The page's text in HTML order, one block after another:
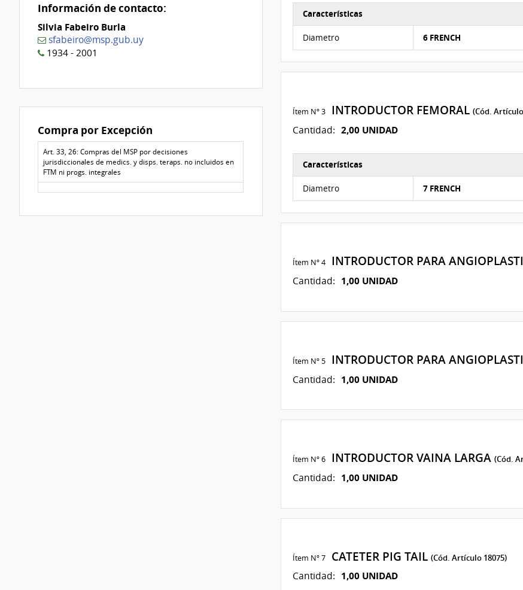
Información de contacto:
Silvia Fabeiro Burla
sfabeiro@msp.gub.uy
1934 - 2001
Compra por Excepción
Art. 33, 26: Compras del MSP por decisiones
jurisdiccionales de medics. y disps. teraps. no incluidos en
FTM ni progs. integrales
Características del Ítem Nº 2
Características
Diametro 6 FRENCH
Ítem Nº 3INTRODUCTOR FEMORAL (Cód.
Cantidad: 2,00 UNIDAD
Características
Diametro 7 FRENCH
Ítem Nº 4INTRODUCTOR PARA
Cantidad: 1,00 UNIDAD
Ítem Nº 5INTRODUCTOR PARA
Cantidad: 1,00 UNIDAD
Ítem Nº 6INTRODUCTOR VAINA LARGA (Cód.
Cantidad: 1,00 UNIDAD
Ítem Nº 7CATETER PIG TAIL (Cód. Artículo 18075)
Cantidad: 1,00 UNIDAD